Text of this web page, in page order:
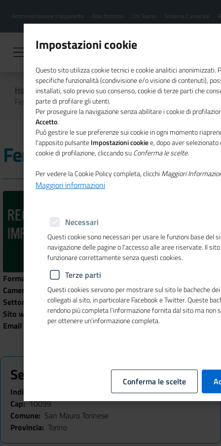
contenuto
Menu
hamburgher
Amministrazione trasparente Albo fornitori Chi Siamo Sistema Camerale
Home
Imprese Storiche - Ricerca
Ferrino e C. Spa
Ferrino e C. Spa
Forma Giuridica
Soc. per azioni
Camera di Commercio CCIAA Torino
Settore
Industria
Sito web
http://www.ferrino.it
Email Impresa ferrino@pec.it
Sede
Indirizzo
corso Lombardia n. 71
Cap 10099
Comune San Mauro Torinese
Provincia Torino
Impostazioni cookie
Questo sito utilizza cookie tecnici e cookie analitici anonimizzati.
specifiche funzionalità (condivisione e/o visione di contenuti),
installati, solo previo suo consenso, cookie di terze parti che
parte di profilare gli utenti.
Per proseguire la navigazione senza abilitare i cookie di
Accetto.
Può gestire le sue preferenze sui cookie in ogni momento
l'apposito pulsanteImpostazioni cookiee, dopo aver
cookie di profilazione, cliccando suConferma le scelte.
Per vedere la Cookie Policy completa, clicchi Maggiori
Maggiori informazioni
Necessari
Questi cookie sono necessari per usare le funzioni base del
navigazione delle pagine o l'accesso alle aree riservate. Il
funzionare correttamente senza questi cookies.
Terze parti
Questi cookies servono per mostrare sul sito le bacheche
collegati al sito, in particolare Facebook e Twitter. Queste
rendono più completa l'informazione fornita dal sito ma non
per ottenere un'informazione completa.
Conferma le scelte